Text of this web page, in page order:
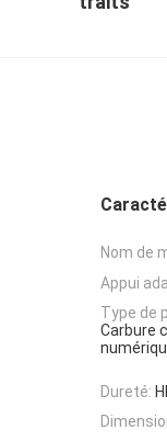
Nom de
Appui
Type de
Carbure
Dureté: